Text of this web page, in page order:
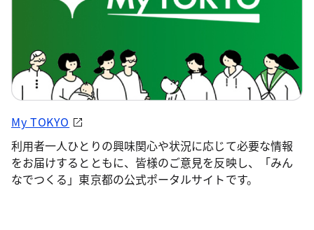
My TOKYO
利用者一人ひとりの興味関心や状況に応じて必要な情報
をお届けするとともに、皆様のご意見を反映し、「みん
なでつくる」東京都の公式ポータルサイトです。